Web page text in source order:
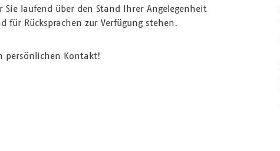
Sie laufend über den Stand Ihrer Angelegenheit
für Rücksprachen zur Verfügung stehen.
persönlichen Kontakt!